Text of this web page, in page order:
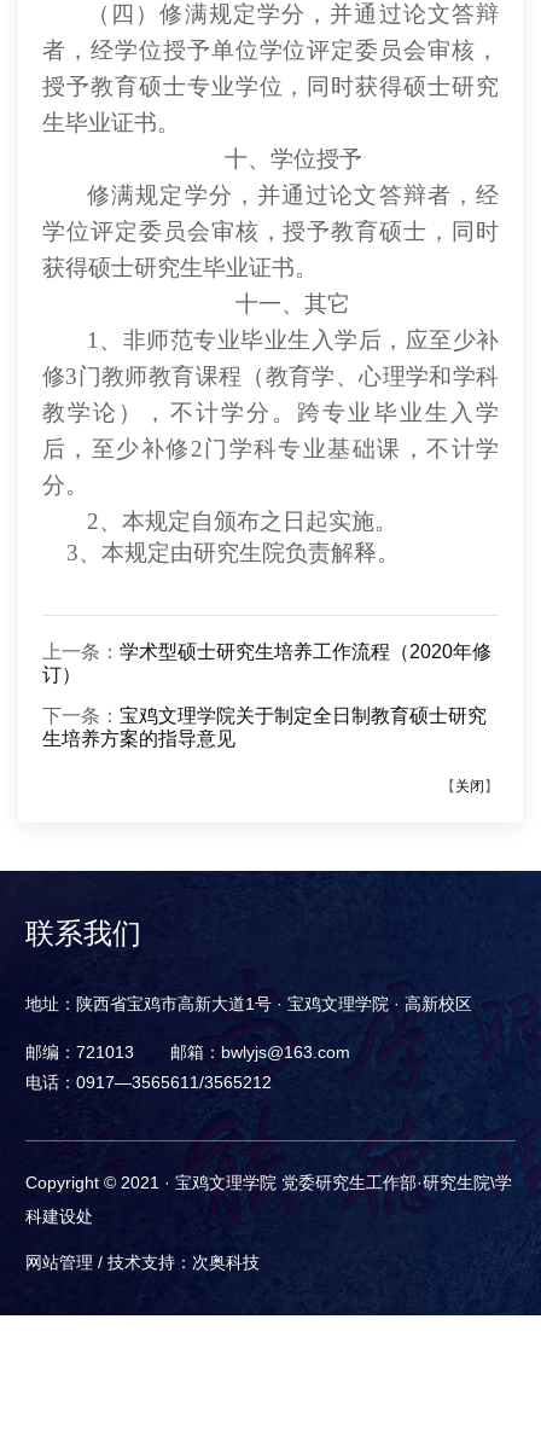
（四）修满规定学分，并通过论文答辩
者，经学位授予单位学位评定委员会审核，
授予教育硕士专业学位，同时获得硕士研究
生毕业证书。
十、学位授予
修满规定学分，并通过论文答辩者，经
学位评定委员会审核，授予教育硕士，同时
获得硕士研究生毕业证书。
十一、其它
1、非师范专业毕业生入学后，应至少补
修3门教师教育课程（教育学、心理学和学科
教学论），不计学分。跨专业毕业生入学
后，至少补修2门学科专业基础课，不计学
分。
2、本规定自颁布之日起实施。
3、本规定由研究生院负责解释。
上一条： 学术型硕士研究生培养工作流程（2020年修
订）
下一条： 宝鸡文理学院关于制定全日制教育硕士研究
生培养方案的指导意见
【 关闭 】
联系我们
地址：陕西省宝鸡市高新大道1号 · 宝鸡文理学院 · 高新校区
邮编：721013
邮箱：bwlyjs@163.com
电话：0917—3565611/3565212
Copyright © 2021 · 宝鸡文理学院 党委研究生工作部·研究生院\学
科建设处
网站管理 / 技术支持：次奥科技